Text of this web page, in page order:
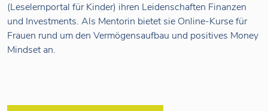
(Leselernportal für Kinder) ihren Leidenschaften Finanzen
und Investments. Als Mentorin bietet sie Online-Kurse für
Frauen rund um den Vermögensaufbau und positives Money
Mindset an.